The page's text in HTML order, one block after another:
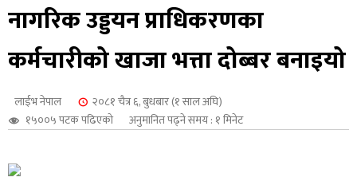
नागरिक उड्डयन प्राधिकरणका
कर्मचारीको खाजा भत्ता दोब्बर बनाइयो
लाईभ नेपाल
२०८१ चैत्र ६, बुधबार (१ साल अघि)
१५००५ पटक पढिएको
अनुमानित पढ्ने समय : १ मिनेट